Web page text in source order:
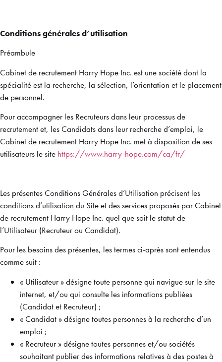
Conditions générales d’utilisation
Préambule
Cabinet de recrutement Harry Hope Inc. est une société dont la
spécialité est la recherche, la sélection, l’orientation et le placement
de personnel.
Pour accompagner les Recruteurs dans leur processus de
recrutement et, les Candidats dans leur recherche d’emploi, le
Cabinet de recrutement Harry Hope Inc. met à disposition de ses
utilisateurs le site https://www.harry-hope.com/ca/fr/
Les présentes Conditions Générales d’Utilisation précisent les
conditions d’utilisation du Site et des services proposés par Cabinet
de recrutement Harry Hope Inc. quel que soit le statut de
l’Utilisateur (Recruteur ou Candidat).
Pour les besoins des présentes, les termes ci-après sont entendus
comme suit :
« Utilisateur » désigne toute personne qui navigue sur le site
internet, et/ou qui consulte les informations publiées
(Candidat et Recruteur) ;
« Candidat » désigne toutes personnes à la recherche d’un
emploi ;
« Recruteur » désigne toutes personnes et/ou sociétés
souhaitant publier des informations relatives à des postes à